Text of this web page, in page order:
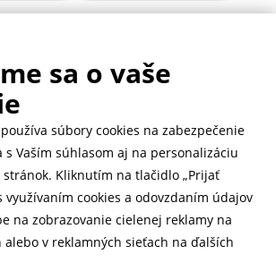
.
Rychlé doručenie 1-2 dní
Heurekazobraziť recenzie
sa o vaše
súbory cookies na zabezpečenie
Vaším súhlasom aj na personalizáciu
Kliknutím na tlačidlo „Prijať
využívaním cookies a odovzdaním údajov
na zobrazovanie cielenej reklamy na
alebo v reklamných sieťach na ďalších